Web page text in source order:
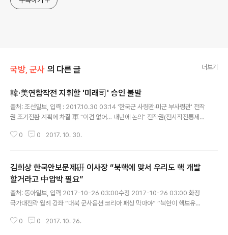
국방, 군사 의 다른 글 더보기
韓·美연합작전 지휘할 '미래司' 승인 불발
출처: 조선일보, 입력 : 2017.10.30 03:14 '한국군 사령관·미군 부사령관' 전작
권 조기전환 계획에 차질 軍 "이견 없어… 내년에 논의" 전작권(전시작전통제
부 창설에 대한 한·미 간 합의가 내년으로 넘어가게 됐..
0 0 2017. 10. 30.
김희상 한국안보문제硏 이사장 “북핵에 맞서 우리도 핵 개발
할거라고 中압박 필요”
출처: 동아일보, 입력 2017-10-26 03:00수정 2017-10-26 03:00 화정
국가대전략 월례 강좌 “대북 군사옵션 코리아 패싱 막아야” “북한이 핵보유국
을 압박하는 방법이다.” 노태우 김영삼 정부에서 청와대 국방비서..
0 0 2017. 10. 26.